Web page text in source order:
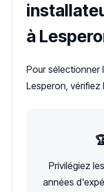
à
Pour sélectionner
Lesperon, vérifiez
Privilégiez
années